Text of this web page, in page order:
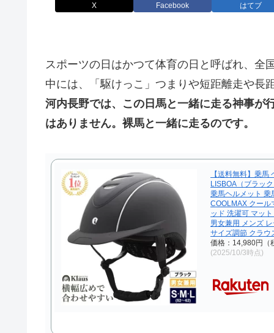
X Facebook はてブ
スポーツの日はかつて体育の日と呼ばれ、全
中には、「駆けっこ」つまりや短距離走や長
河内長野では、この日馬と一緒に走る神事が
はありません。裸馬と一緒に走るのです。
【送料無料】乗馬
LISBOA（ブラッ
乗馬ヘルメット 乗
COOLMAX クール
ッド 洗濯可 マッ
男女兼用 メンズ
サイズ調節 クラウ
価格：14,980円（
(2025/10/3時点)